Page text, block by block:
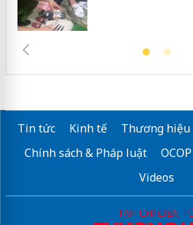
Tin tức Kinh tế Thương hiệu
Chính sách & Pháp luật
OCOP
Videos